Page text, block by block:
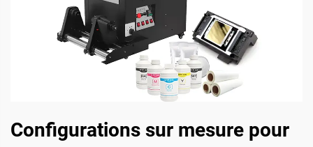
Configurations sur mesure pour